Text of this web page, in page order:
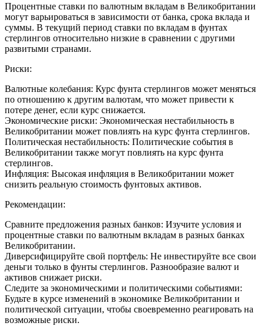
Процентные ставки по валютным вкладам в Великобритании
могут варьироваться в зависимости от банка, срока вклада и
суммы. В текущий период ставки по вкладам в фунтах
стерлингов относительно низкие в сравнении с другими
развитыми странами.
Риски:
Валютные колебания: Курс фунта стерлингов может меняться
по отношению к другим валютам, что может привести к
потере денег, если курс снижается.
Экономические риски: Экономическая нестабильность в
Великобритании может повлиять на курс фунта стерлингов.
Политическая нестабильность: Политические события в
Великобритании также могут повлиять на курс фунта
стерлингов.
Инфляция: Высокая инфляция в Великобритании может
снизить реальную стоимость фунтовых активов.
Рекомендации:
Сравните предложения разных банков: Изучите условия и
процентные ставки по валютным вкладам в разных банках
Великобритании.
Диверсифицируйте свой портфель: Не инвестируйте все свои
деньги только в фунты стерлингов. Разнообразие валют и
активов снижает риски.
Следите за экономическими и политическими событиями:
Будьте в курсе изменений в экономике Великобритании и
политической ситуации, чтобы своевременно реагировать на
возможные риски.